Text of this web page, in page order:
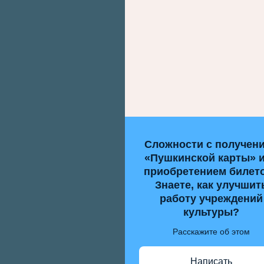
Сложности с
«Пушкинской карты»
приобретением
Знаете, как
работу учреждений
культуры?
Расскажите об этом
Написать